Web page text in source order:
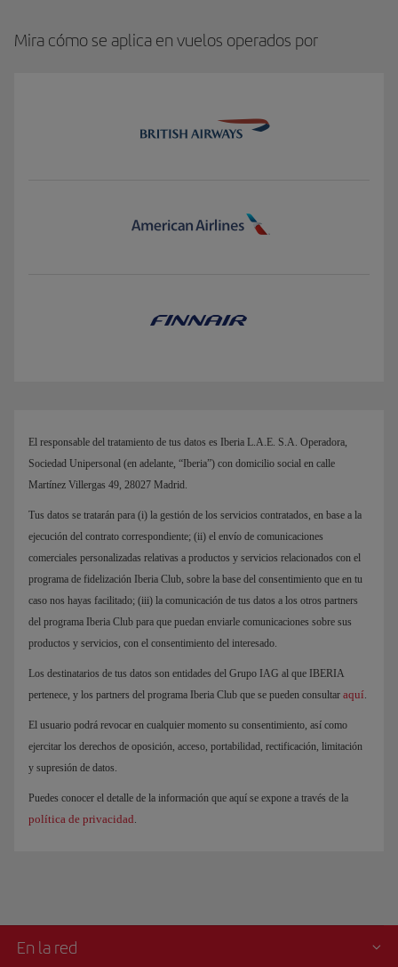
Mira cómo se aplica en vuelos operados por
El responsable del tratamiento de tus datos es Iberia L.A.E. S.A. Operadora,
Sociedad Unipersonal (en adelante, “Iberia”) con domicilio social en calle
Martínez Villergas 49, 28027 Madrid.
Tus datos se tratarán para (i) la gestión de los servicios contratados, en base a la
ejecución del contrato correspondiente; (ii) el envío de comunicaciones
comerciales personalizadas relativas a productos y servicios relacionados con el
programa de fidelización Iberia Club, sobre la base del consentimiento que en tu
caso nos hayas facilitado; (iii) la comunicación de tus datos a los otros partners
del programa Iberia Club para que puedan enviarle comunicaciones sobre sus
productos y servicios, con el consentimiento del interesado.
Los destinatarios de tus datos son entidades del Grupo IAG al que IBERIA
pertenece, y los partners del programa Iberia Club que se pueden consultar aquí.
El usuario podrá revocar en cualquier momento su consentimiento, así como
ejercitar los derechos de oposición, acceso, portabilidad, rectificación, limitación
y supresión de datos.
Puedes conocer el detalle de la información que aquí se expone a través de la
política de privacidad.
En la red